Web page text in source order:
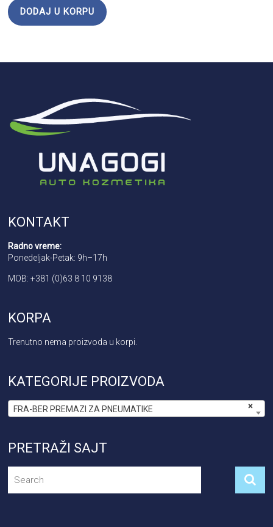
DODAJ U KORPU
KONTAKT
Radno vreme:
Ponedeljak-Petak: 9h–17h
MOB: +381 (0)63 8 10 9138
KORPA
Trenutno nema proizvoda u korpi.
KATEGORIJE PROIZVODA
×
FRA-BER PREMAZI ZA PNEUMATIKE
PRETRAŽI SAJT